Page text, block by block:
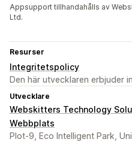
Appsupport tillhandahålls av
Ltd.
Resurser
Integritetspolicy
Den här utvecklaren erbjuder
Utvecklare
Webskitters Technology
Webbplats
Plot-9, Eco Intelligent Park,